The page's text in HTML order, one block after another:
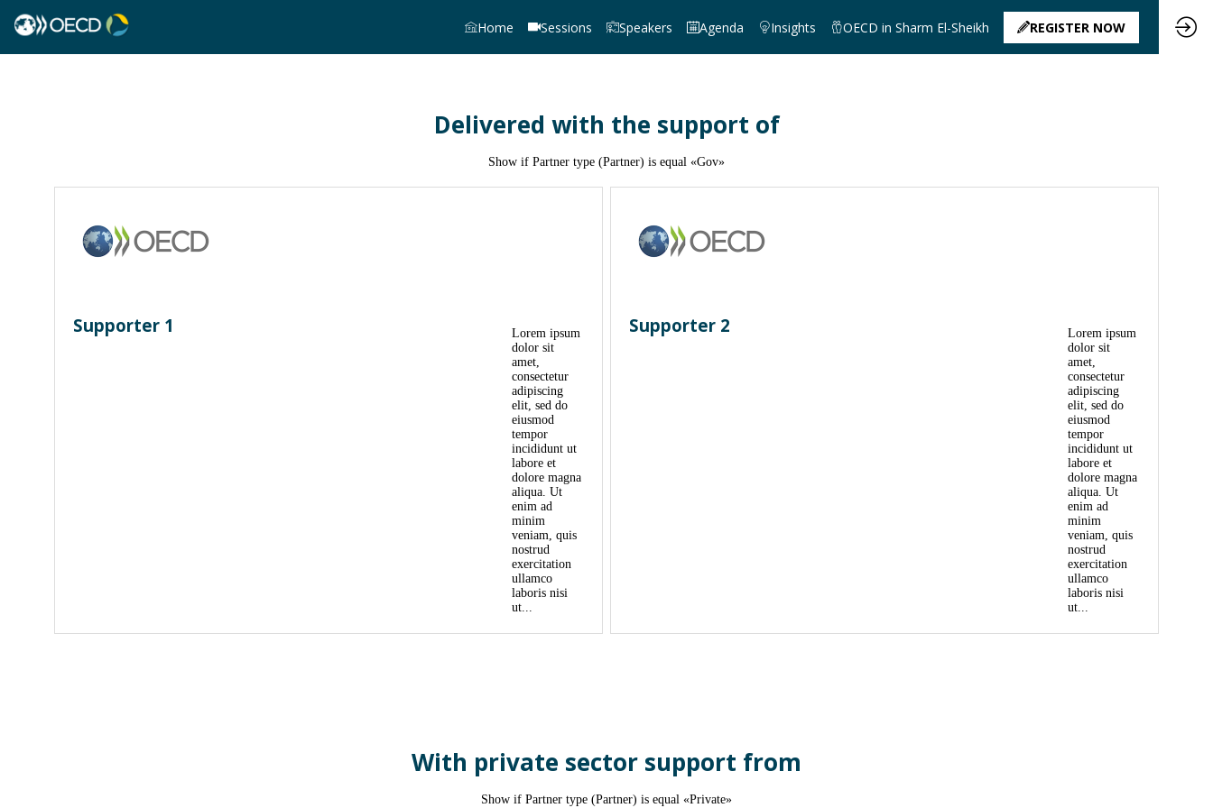
Home Sessions Speakers Agenda Insights OECD in Sharm El-Sheikh REGISTER NOW
Delivered with the support of
Show if Partner type (Partner) is equal «Gov»
Supporter 1
Lorem ipsum
dolor sit
amet,
consectetur
adipiscing
elit, sed do
eiusmod
tempor
incididunt ut
labore et
dolore magna
aliqua. Ut
enim ad
minim
veniam, quis
nostrud
exercitation
ullamco
laboris nisi
ut...
Supporter 2
Lorem ipsum
dolor sit
amet,
consectetur
adipiscing
elit, sed do
eiusmod
tempor
incididunt ut
labore et
dolore magna
aliqua. Ut
enim ad
minim
veniam, quis
nostrud
exercitation
ullamco
laboris nisi
ut...
With private sector support from
Show if Partner type (Partner) is equal «Private»